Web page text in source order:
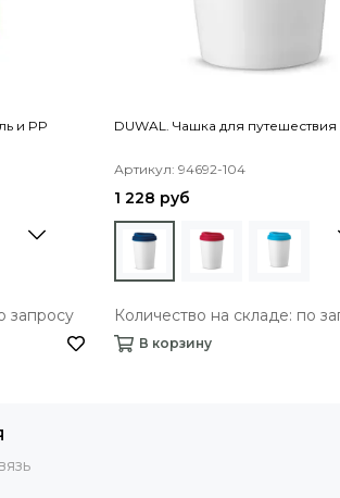
и PP
запросу
DUWAL. Чашка для
Артикул: 94692-104
1 228 руб
Количество на складе: по
В корзину